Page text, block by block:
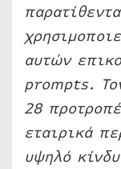
αυτών
prompts.
28
εταιρικά
υψηλό